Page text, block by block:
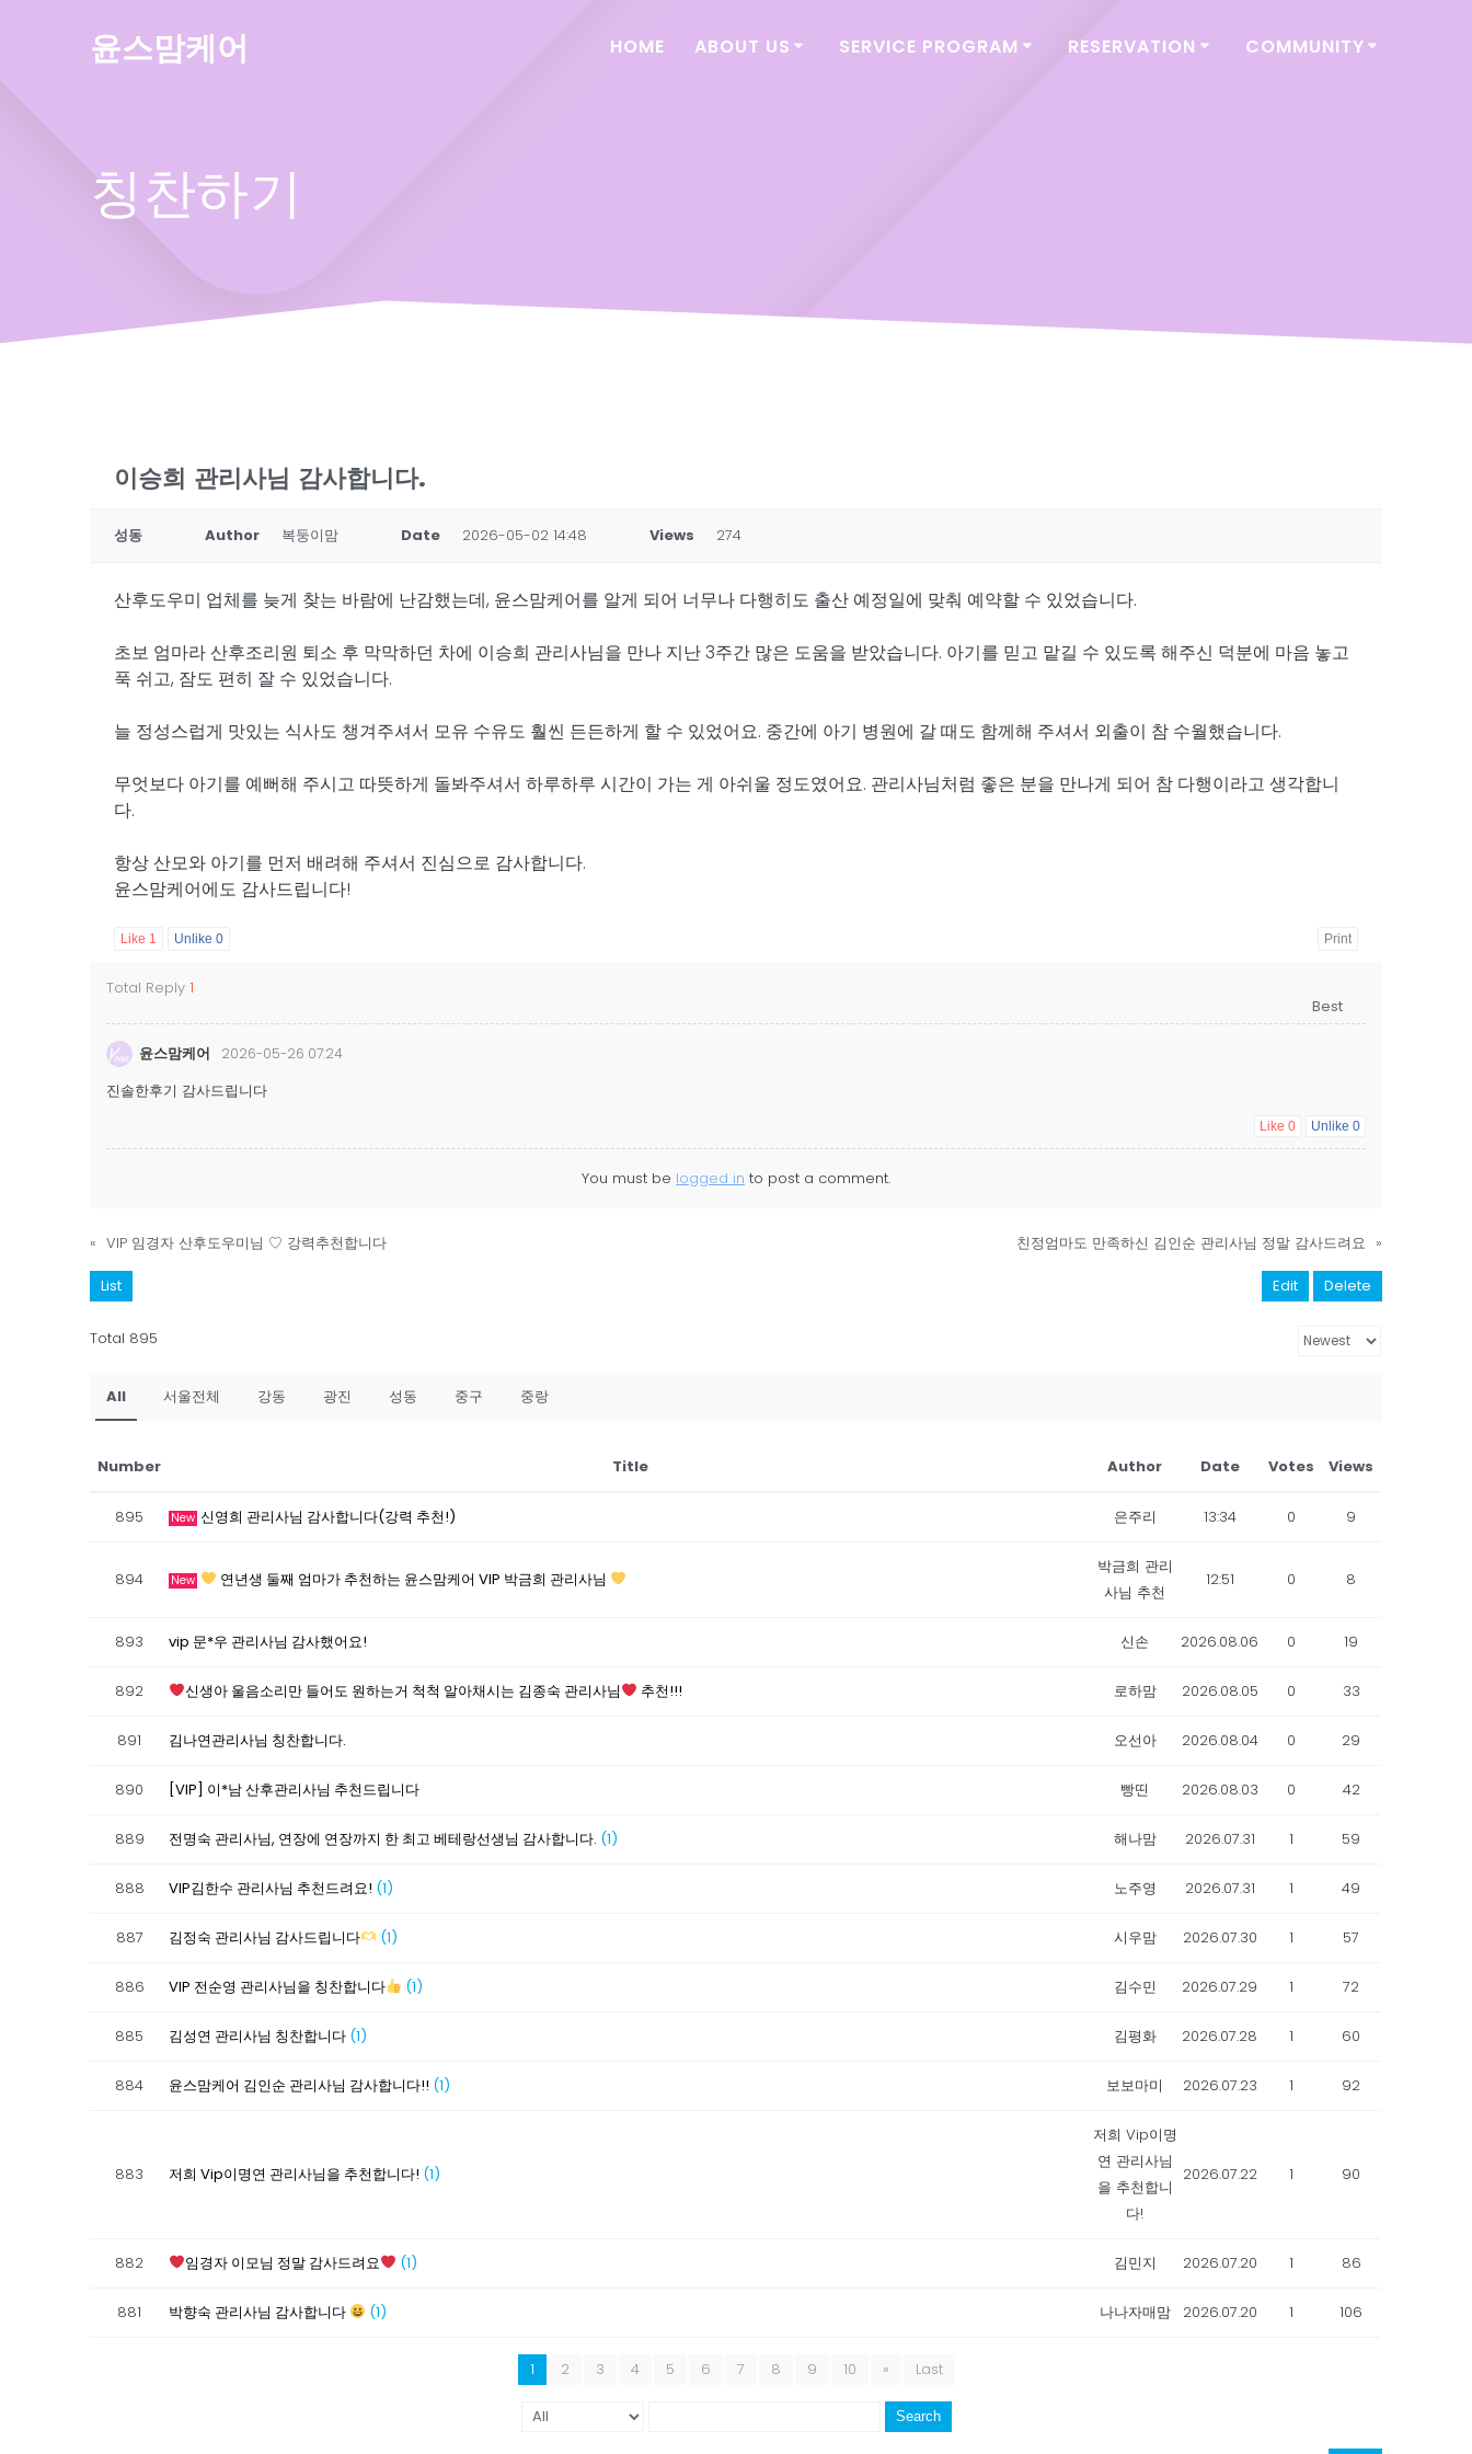
윤스맘케어 HOME ABOUT US SERVICE PROGRAM RESERVATION COMMUNITY
칭찬하기
이승희 관리사님 감사합니다.
성동 Author 복둥이맘 Date 2026-05-02 14:48 Views 274
산후도우미 업체를 늦게 찾는 바람에 난감했는데, 윤스맘케어를 알게 되어 너무나 다행히도 출산 예정일에 맞춰 예약할 수 있었습니다.
초보 엄마라 산후조리원 퇴소 후 막막하던 차에 이승희 관리사님을 만나 지난 3주간 많은 도움을 받았습니다. 아기를 믿고 맡길 수 있도록 해주신 덕분에 마음 놓고
푹 쉬고, 잠도 편히 잘 수 있었습니다.
늘 정성스럽게 맛있는 식사도 챙겨주셔서 모유 수유도 훨씬 든든하게 할 수 있었어요. 중간에 아기 병원에 갈 때도 함께해 주셔서 외출이 참 수월했습니다.
무엇보다 아기를 예뻐해 주시고 따뜻하게 돌봐주셔서 하루하루 시간이 가는 게 아쉬울 정도였어요. 관리사님처럼 좋은 분을 만나게 되어 참 다행이라고 생각합니
다.
항상 산모와 아기를 먼저 배려해 주셔서 진심으로 감사합니다.
윤스맘케어에도 감사드립니다!
Like 1 Unlike0 Print
Total Reply1
윤스맘케어 2026-05-26 07:24
진솔한후기 감사드립니다
Like 0 Unlike 0
You must be logged in to post a comment.
« VIP 임경자 산후도우미님 ♡ 강력추천합니다 친정엄마도 만족하신 김인순 관리사님 정말 감사드려요 »
List Edit Delete
Total 895
All 서울전체 강동 광진 성동 중구 중랑
Number Title Author Date Votes Views
895 New 신영희 관리사님 감사합니다(강력 추천!) 은주리 13:34 0 9
894 New 연년생 둘째 엄마가 추천하는 윤스맘케어 VIP 박금희 관리사님
박금희 관리
사님 추천
12:51 0 8
893 vip 문*우 관리사님 감사했어요! 신손 2026.08.06 0 19
892 신생아 울음소리만 들어도 원하는거 척척 알아채시는 김종숙 관리사님 추천!!! 로하맘 2026.08.05 0 33
891 김나연관리사님 칭찬합니다. 오선아 2026.08.04 0 29
890 [VIP] 이*남 산후관리사님 추천드립니다 빵띤 2026.08.03 0 42
889 전명숙 관리사님, 연장에 연장까지 한 최고 베테랑선생님 감사합니다. (1) 해나맘 2026.07.31 1 59
888 VIP김한수 관리사님 추천드려요! (1) 노주영 2026.07.31 1 49
887 김정숙 관리사님 감사드립니다 (1) 시우맘 2026.07.30 1 57
886 VIP 전순영 관리사님을 칭찬합니다 (1) 김수민 2026.07.29 1 72
885 김성연 관리사님 칭찬합니다 (1) 김평화 2026.07.28 1 60
884 윤스맘케어 김인순 관리사님 감사합니다!! (1) 보보마미 2026.07.23 1 92
883 저희 Vip이명연 관리사님을 추천합니다! (1)
저희 Vip이명
연 관리사님
을 추천합니
다!
2026.07.22 1 90
882 임경자 이모님 정말 감사드려요 (1) 김민지 2026.07.20 1 86
881 박향숙 관리사님 감사합니다 (1) 나나자매맘 2026.07.20 1 106
1 2 3 4 5 6 7 8 9 10 » Last
Search